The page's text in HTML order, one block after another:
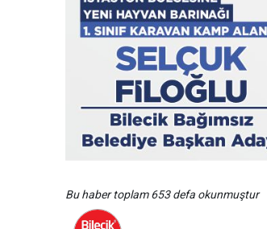
Bu haber toplam 653 defa okunmuştur